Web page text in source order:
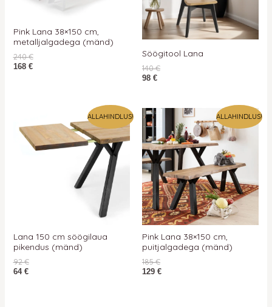
Pink Lana 38×150 cm,
metalljalgadega (mänd)
240€
168 €
Söögitool Lana
140€
98 €
ALLAHINDLUS!
Lana 150 cm söögilaua
pikendus (mänd)
92€
64 €
ALLAHINDLUS!
Pink Lana 38×150 cm,
puitjalgadega (mänd)
185€
129 €